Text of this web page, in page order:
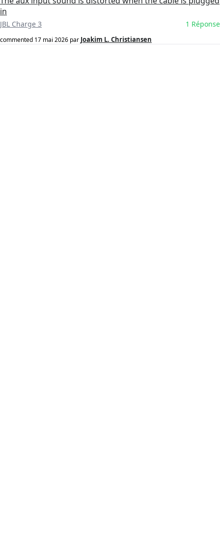
in
JBL Charge 3 1 Réponse
commented 17 mai 2026 par Joakim L. Christiansen